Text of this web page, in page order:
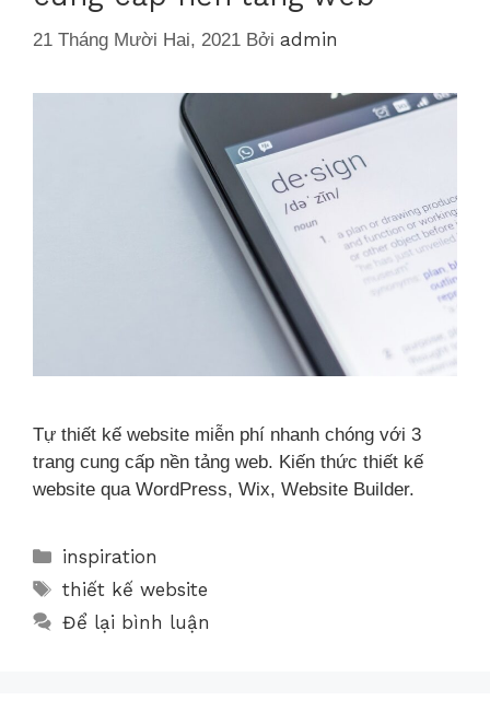
21 Tháng Mười Hai, 2021 Bởi admin
Tự thiết kế website miễn phí nhanh chóng với 3
trang cung cấp nền tảng web. Kiến thức thiết kế
website qua WordPress, Wix, Website Builder.
inspiration
thiết kế website
Để lại bình luận